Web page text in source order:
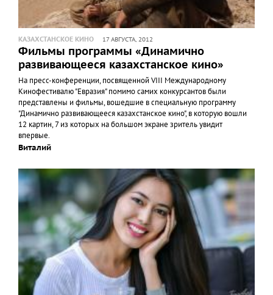
КАЗАХСТАНСКОЕ КИНО 17 АВГУСТА, 2012
Фильмы программы «Динамично
развивающееся казахстанское кино»
На пресс-конференции, посвященной VIII Международному
Кинофестивалю "Евразия" помимо самих конкурсантов были
представлены и фильмы, вошедшие в специальную программу
"Динамично развивающееся казахстанское кино", в которую вошли
12 картин, 7 из которых на большом экране зритель увидит
впервые.
Виталий